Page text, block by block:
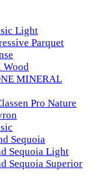
Light
Parquet
Wood
MINERAL
Pro Nature
Sequoia
Sequoia Light
Sequoia Superior